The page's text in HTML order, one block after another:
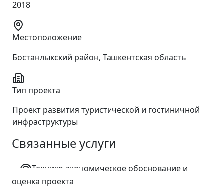
2018
Местоположение
Бостанлыкский район, Ташкентская область
Тип проекта
Проект развития туристической и гостиничной
инфраструктуры
Связанные услуги
Технико-экономическое обоснование и
оценка проекта